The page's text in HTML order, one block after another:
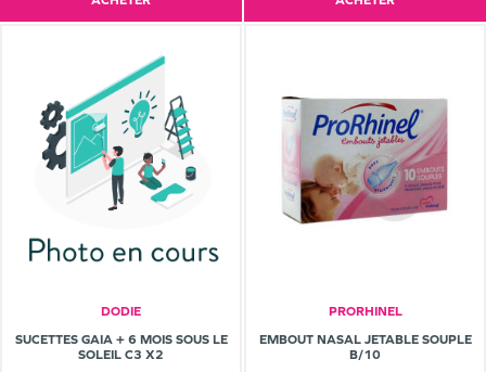
DODIE
SUCETTES GAIA + 6 MOIS SOUS LE
SOLEIL C3 X2
PRORHINEL
EMBOUT NASAL JETABLE SOUPLE
B/10